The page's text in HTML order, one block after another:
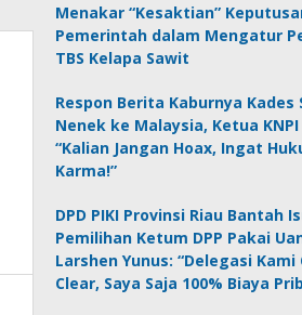
Menakar “Kesaktian”
Pemerintah dalam Mengatur
TBS Kelapa Sawit
Respon Berita Kaburnya Kades
Nenek ke Malaysia, Ketua KNPI
“Kalian Jangan Hoax, Ingat
Karma!”
DPD PIKI Provinsi Riau Bantah
Pemilihan Ketum DPP Pakai
Larshen Yunus: “Delegasi Kami
Clear, Saya Saja 100% Biaya